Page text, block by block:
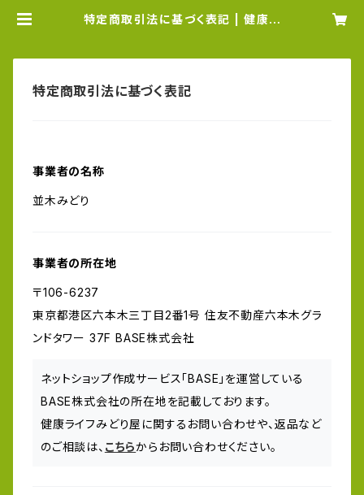
特定商取引法に基づく表記 | 健康ラ
特定商取引法に基づく表記
事業者の名称
並木みどり
事業者の所在地
〒106-6237
東京都港区六本木三丁目2番1号 住友不動産六本木グラ
ンドタワー 37F BASE株式会社
ネットショップ作成サービス「BASE」を運営している
BASE株式会社の所在地を記載しております。
健康ライフみどり屋に関するお問い合わせや、返品など
のご相談は、 こちらからお問い合わせください。